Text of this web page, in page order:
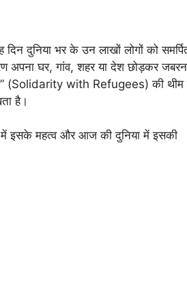
दुनिया भर के उन लाखों लोगों को
अपना घर, गांव, शहर या देश छोड़कर जबरन
(Solidarity with Refugees) की
है।
में इसके महत्व और आज की दुनिया में इसकी